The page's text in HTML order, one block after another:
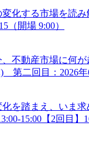
化する市場を読
（開場 9:00）
不動産市場に何
第二回目：2026年
を踏まえ、いま
15:00【2回目】